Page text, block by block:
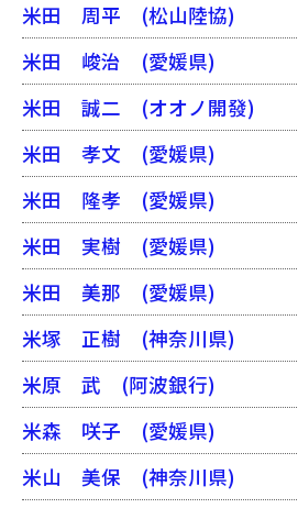
米田 周平 (松山陸協)
米田 峻治 (愛媛県)
米田 誠二 (オオノ開發)
米田 孝文 (愛媛県)
米田 隆孝 (愛媛県)
米田 実樹 (愛媛県)
米田 美那 (愛媛県)
米塚 正樹 (神奈川県)
米原 武 (阿波銀行)
米森 咲子 (愛媛県)
米山 美保 (神奈川県)